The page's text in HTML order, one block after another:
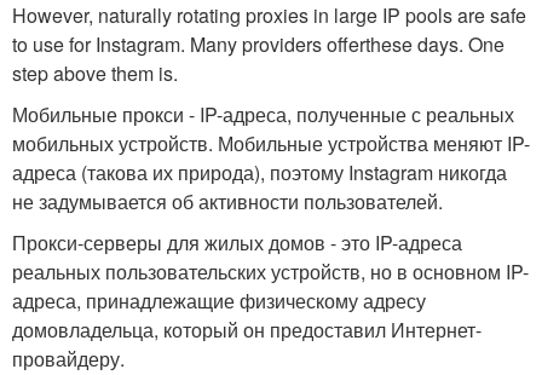
However, naturally rotating proxies in large IP pools are safe
to use for Instagram. Many providers offerthese days. One
step above them is.
Мобильные прокси - IP-адреса, полученные с реальных
мобильных устройств. Мобильные устройства меняют IP-
адреса (такова их природа), поэтому Instagram никогда
не задумывается об активности пользователей.
Прокси-серверы для жилых домов - это IP-адреса
реальных пользовательских устройств, но в основном IP-
адреса, принадлежащие физическому адресу
домовладельца, который он предоставил Интернет-
провайдеру.